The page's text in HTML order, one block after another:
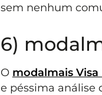
sem nenhum
6)
O modalmais
e péssima análise